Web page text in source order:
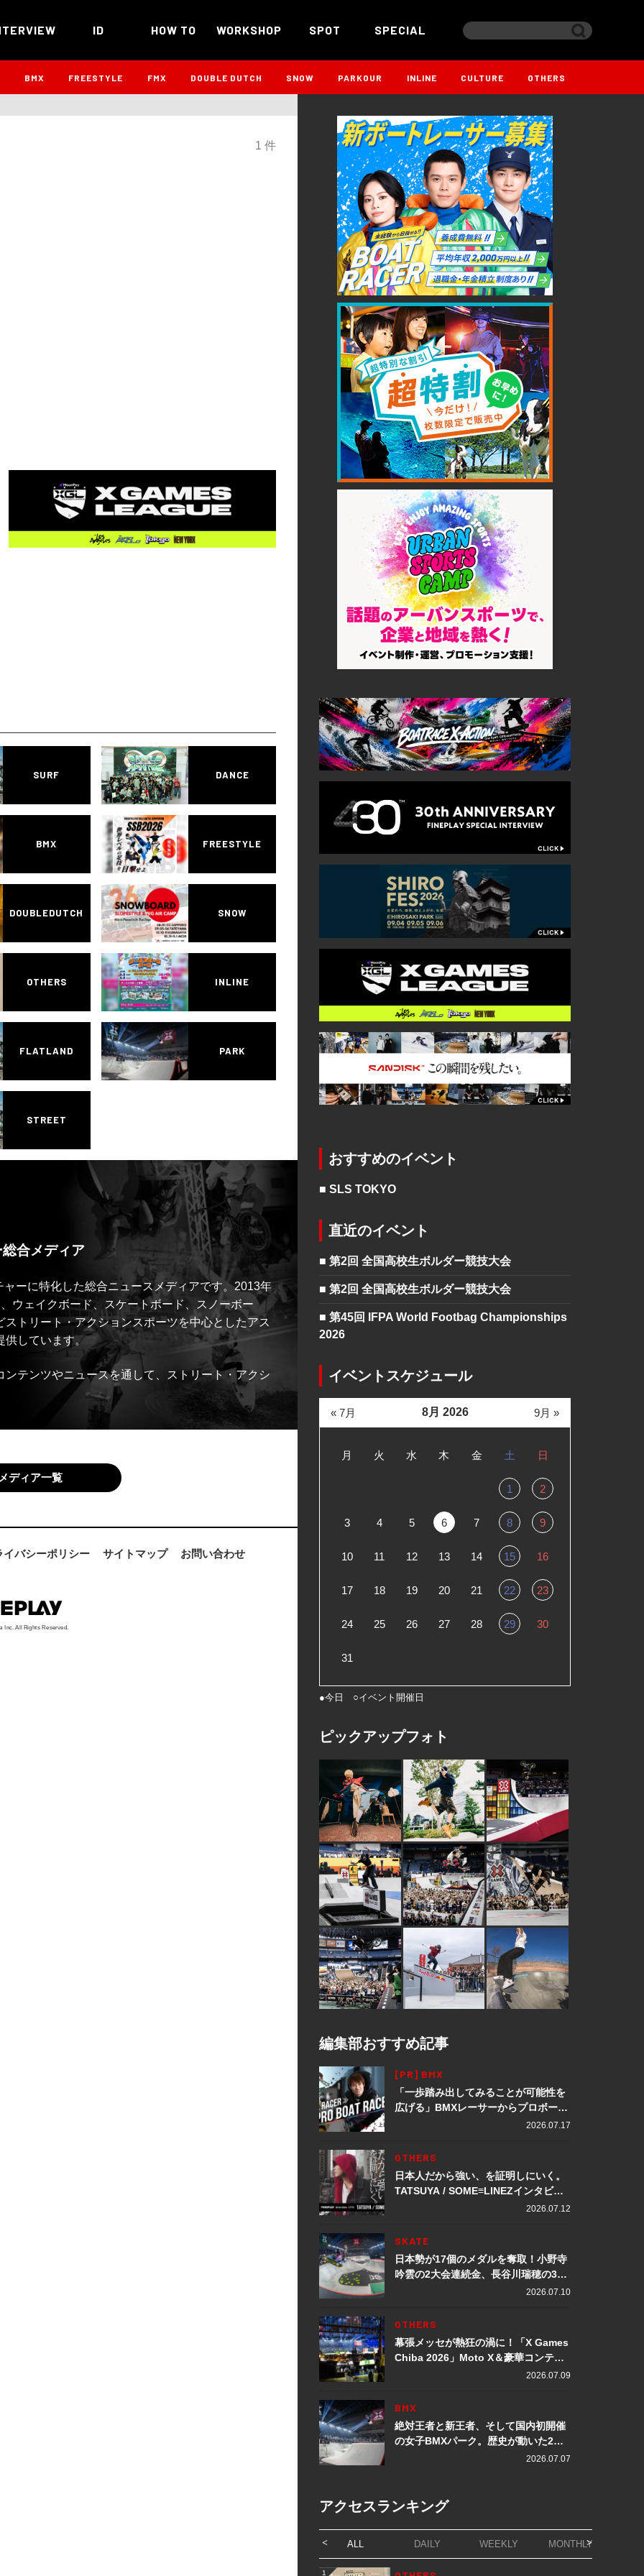
ID HOW TO WORKSHOP SPOT SPECIAL
BMX FREESTYLE FMX DOUBLE DUTCH SNOW PARKOUR INLINE CULTURE OTHERS
1 件
SURF DANCE
BMX FREESTYLE
DOUBLEDUTCH SNOW
OTHERS INLINE
FLATLAND PARK
STREET
合メディア
ーに特化した総合ニュースメディアです。2013年
ウェイクボード、スケートボード、スノーボー
トリート・アクションスポーツを中心としたアス
供しています。
テンツやニュースを通して、ストリート・アクシ
ディア一覧
イバシーポリシー サイトマップ お問い合わせ
Inc. All Rights Reserved.
おすすめのイベント
■ SLS TOKYO
直近のイベント
■ 第2回 全国高校生ボルダー競技大会
■ 第2回 全国高校生ボルダー競技大会
■ 第45回 IFPA World Footbag Championships
2026
イベントスケジュール
8月 2026
月 火 水 木 金 土 日
1 2
3 4 5 6 7 8 9
10 11 12 13 14 15 16
17 18 19 20 21 22 23
24 25 26 27 28 29 30
31
« 7月 9月 »
●今日 ○イベント開催日
ピックアップフォト
編集部おすすめ記事
[PR] BMX
「一歩踏み出してみることが可能性を
広げる」BMXレーサーからプロボート
レーサーへ転身。上田龍星が体現する
2026.07.17
OTHERS
日本人だから強い、を証明しにいく。
TATSUYA / SOME≡LINEZインタビュ
2026.07.12
SKATE
日本勢が17個のメダルを奪取！小野寺
吟雲の2大会連続金、長谷川瑞穂の3メ
ダル獲得など数々の快挙をプレイバッ
2026.07.10
OTHERS
幕張メッセが熱狂の渦に！「X Games
Chiba 2026」Moto X＆豪華コンテン
2026.07.09
BMX
絶対王者と新王者、そして国内初開催
の女子BMXパーク。歴史が動いた2日
2026.07.07
アクセスランキング
ALL DAILY WEEKLY MONTHLY
1